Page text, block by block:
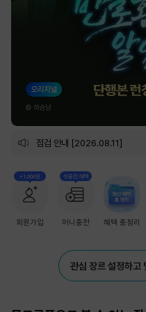
점검 안내 [2026.08.11]
+1,000원
회원가입
첫충전 혜택
머니충전 혜택 총정리
관심 장르 설정하고